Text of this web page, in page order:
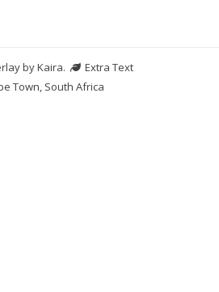
byKaira.
Extra Text
Town, South Africa